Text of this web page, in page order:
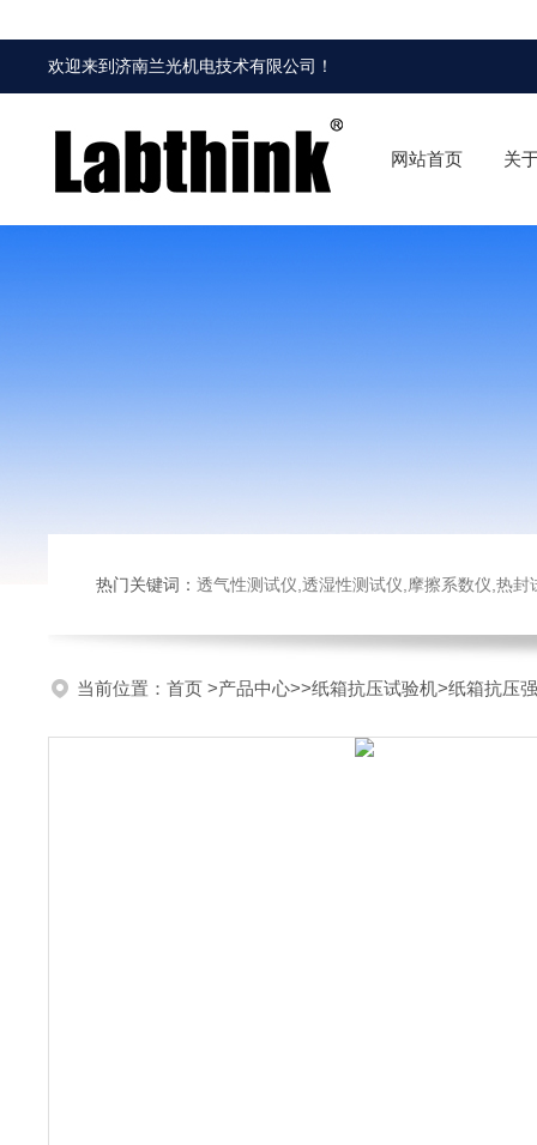
欢迎来到济南兰光机电技术有限公司 ！
网站首页 关
热门关键词： 透气性测试仪,透湿性测试仪,摩擦系数仪,热封试验仪,
当前位置： 首页 >产品中心>>纸箱抗压试验机>纸箱抗压